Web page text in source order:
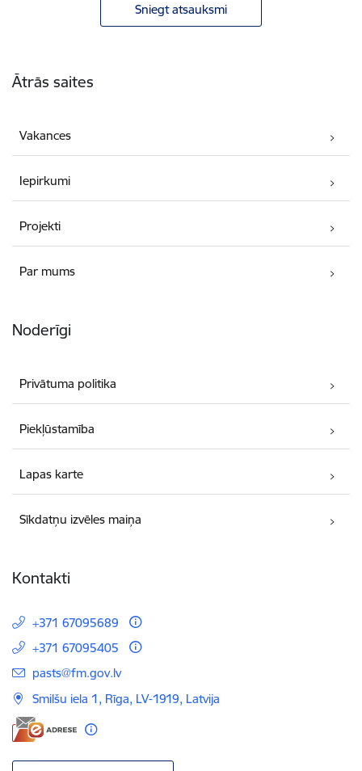
Sniegt atsauksmi
Ātrās saites
Vakances
Iepirkumi
Projekti
Par mums
Noderīgi
Privātuma politika
Piekļūstamība
Lapas karte
Sīkdatņu izvēles maiņa
Kontakti
+371 67095689
+371 67095405
E-pasts:
pasts@fm.gov.lv
Smilšu iela 1, Rīga, LV-1919, Latvija